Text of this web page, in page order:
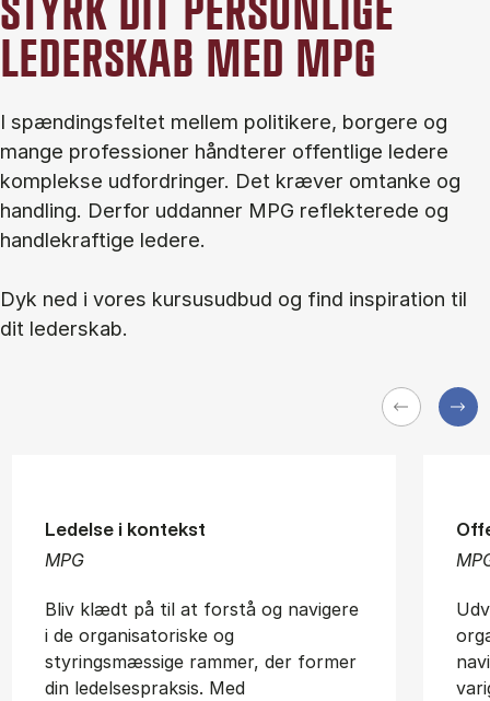
STYRK DIT PERSONLIGE
LEDERSKAB MED MPG
I spændingsfeltet mellem politikere, borgere og
mange professioner håndterer offentlige ledere
komplekse udfordringer. Det kræver omtanke og
handling. Derfor uddanner MPG reflekterede og
handlekraftige ledere.
Dyk ned i vores kursusudbud og find inspiration til
dit lederskab.
MPG
Ledelse i kontekst
Bliv klædt på til at forstå og navigere
i de organisatoriske og
styringsmæssige rammer, der former
din ledelsespraksis. Med